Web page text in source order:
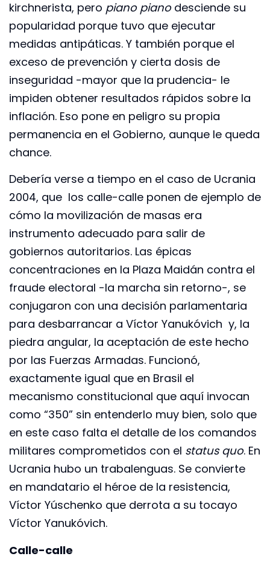
kirchnerista, pero piano pianodesciende su
popularidad porque tuvo que ejecutar
medidas antipáticas. Y también porque el
exceso de prevención y cierta dosis de
inseguridad -mayor que la prudencia- le
impiden obtener resultados rápidos sobre la
inflación. Eso pone en peligro su propia
permanencia en el Gobierno, aunque le queda
chance.
Debería verse a tiempo en el caso de Ucrania
2004, que los calle-calle ponen de ejemplo de
cómo la movilización de masas era
instrumento adecuado para salir de
gobiernos autoritarios. Las épicas
concentraciones en la Plaza Maidán contra el
fraude electoral -la marcha sin retorno-, se
conjugaron con una decisión parlamentaria
para desbarrancar a Víctor Yanukóvich y, la
piedra angular, la aceptación de este hecho
por las Fuerzas Armadas. Funcionó,
exactamente igual que en Brasil el
mecanismo constitucional que aquí invocan
como “350” sin entenderlo muy bien, solo que
en este caso falta el detalle de los comandos
militares comprometidos con el status quo. En
Ucrania hubo un trabalenguas. Se convierte
en mandatario el héroe de la resistencia,
Víctor Yúschenko que derrota a su tocayo
Víctor Yanukóvich.
Calle-calle